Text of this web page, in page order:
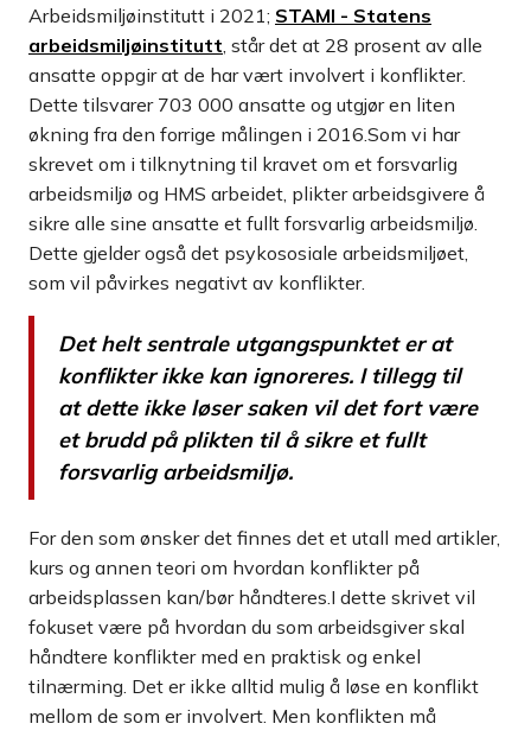
Arbeidsmiljøinstitutt i 2021; STAMI - Statens
arbeidsmiljøinstitutt, står det at 28 prosent av alle
ansatte oppgir at de har vært involvert i konflikter.
Dette tilsvarer 703 000 ansatte og utgjør en liten
økning fra den forrige målingen i 2016.Som vi har
skrevet om i tilknytning til kravet om et forsvarlig
arbeidsmiljø og HMS arbeidet, plikter arbeidsgivere å
sikre alle sine ansatte et fullt forsvarlig arbeidsmiljø.
Dette gjelder også det psykososiale arbeidsmiljøet,
som vil påvirkes negativt av konflikter.
Det helt sentrale utgangspunktet er at
konflikter ikke kan ignoreres. I tillegg til
at dette ikke løser saken vil det fort være
et brudd på plikten til å sikre et fullt
forsvarlig arbeidsmiljø.
For den som ønsker det finnes det et utall med artikler,
kurs og annen teori om hvordan konflikter på
arbeidsplassen kan/bør håndteres.I dette skrivet vil
fokuset være på hvordan du som arbeidsgiver skal
håndtere konflikter med en praktisk og enkel
tilnærming. Det er ikke alltid mulig å løse en konflikt
mellom de som er involvert. Men konflikten må